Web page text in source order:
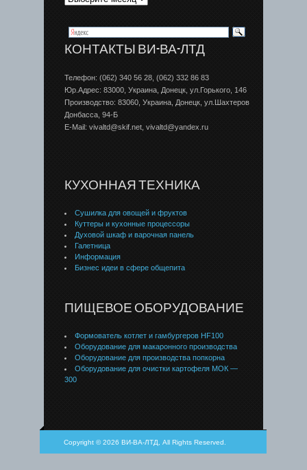
КОНТАКТЫ ВИ-ВА-ЛТД
Телефон: (062) 340 56 28, (062) 332 86 83
Юр.Адрес: 83000, Украина, Донецк, ул.Горького, 146
Производство: 83060, Украина, Донецк, ул.Шахтеров
Донбаcса, 94-Б
E-Mail: vivaltd@skif.net, vivaltd@yandex.ru
КУХОННАЯ ТЕХНИКА
Сушилка для овощей и фруктов
Куттеры и кухонные процессоры
Духовой шкаф и варочная панель
Галетница
Информация
Бизнес идеи в сфере общепита
ПИЩЕВОЕ ОБОРУДОВАНИЕ
Формователь котлет и гамбургеров HF100
Оборудование для макаронного производства
Оборудование для производства попкорна
Оборудование для очистки картофеля МОК —
300
Copyright © 2026 ВИ-ВА-ЛТД, All Rights Reserved.